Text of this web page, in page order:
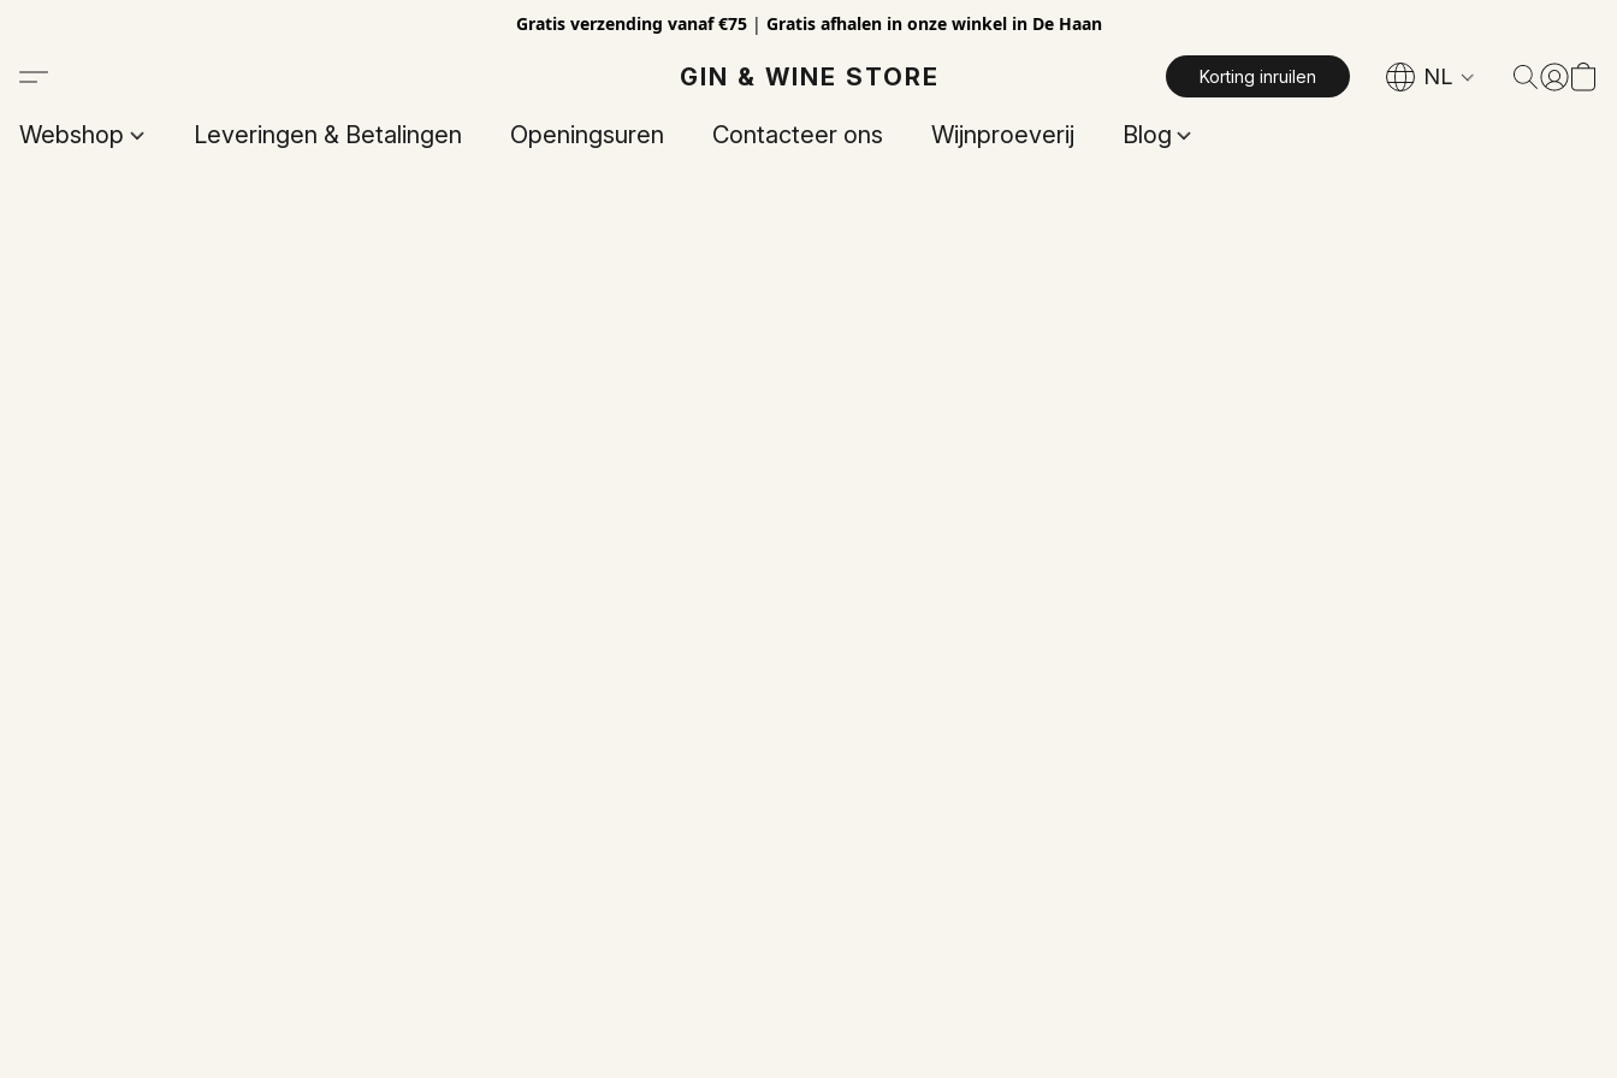
Gratis verzending vanaf €75| Gratis afhalen in onze winkel in De Haan
GIN & WINE STORE Korting inruilen NL
Webshop Leveringen & Betalingen Openingsuren Contacteer ons Wijnproeverij Blog